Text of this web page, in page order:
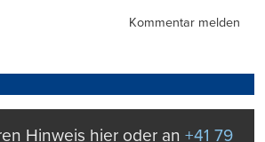
Kommentar melden
Hinweis hier oder an +41 79